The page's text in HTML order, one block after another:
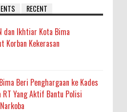
RECENT
dan Ikhtiar Kota Bima
Korban Kekerasan
Beri Penghargaan ke Kades
RT Yang Aktif Bantu Polisi